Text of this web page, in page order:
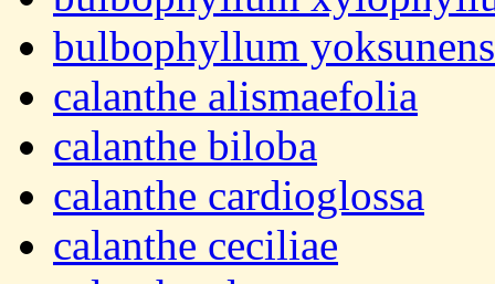
bulbophyllum
calanthe alismaefolia
calanthe biloba
calanthe cardioglossa
calanthe ceciliae